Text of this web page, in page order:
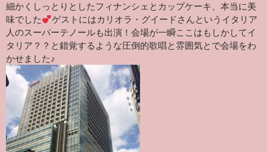
細かくしっとりとしたフィナンシェとカップケーキ、本当に美
味でした
ゲストにはカリオラ・グイードさんというイタリア
人のスーパーテノールも出演！会場が一瞬ここはもしかしてイ
タリア？？と錯覚するような圧倒的歌唱と雰囲気とで会場をわ
かせました♪